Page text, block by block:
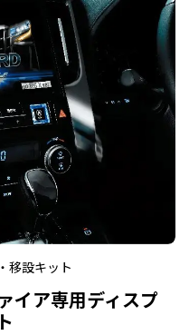
移設キット
イア専用ディスプ